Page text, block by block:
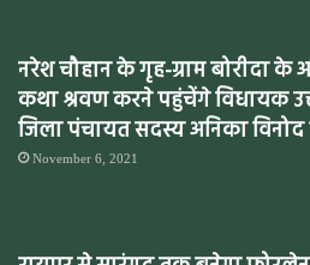
नरेश चौहान के गृह-ग्राम बोरीदा
कथा श्रवण करने पहुंचेंगे विधायक
जिला पंचायत सदस्य अनिका विनोद
November 6, 2021